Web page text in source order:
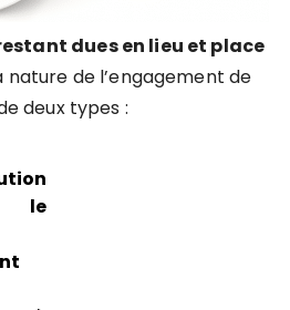
dues en lieu et place
de l’engagement de
deux types :